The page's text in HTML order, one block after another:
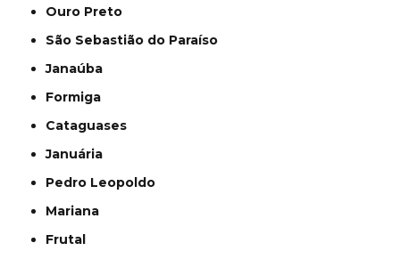
Ouro Preto
São Sebastião do Paraíso
Janaúba
Formiga
Cataguases
Januária
Pedro Leopoldo
Mariana
Frutal